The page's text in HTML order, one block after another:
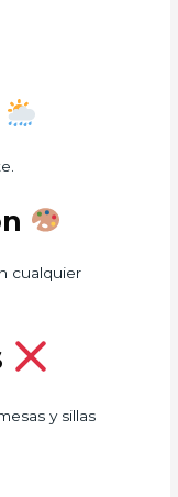
cualquier
y sillas